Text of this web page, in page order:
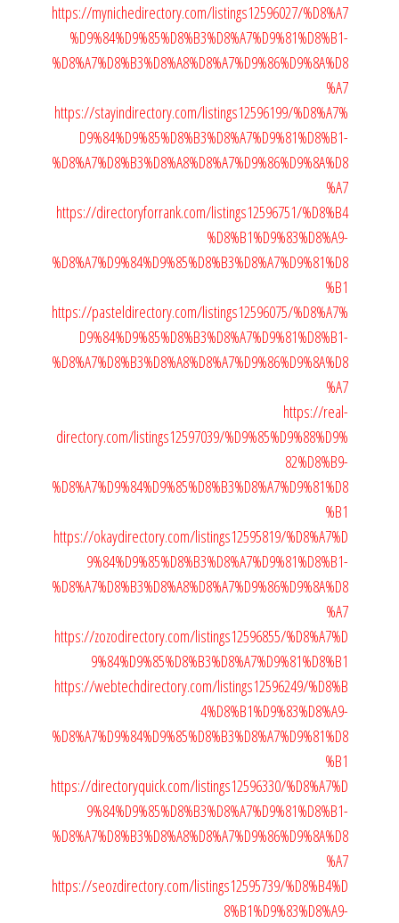
https://mynichedirectory.com/listings12596027/%D8%A7
%D9%84%D9%85%D8%B3%D8%A7%D9%81%D8%B1-
%D8%A7%D8%B3%D8%A8%D8%A7%D9%86%D9%8A%D8
%A7
https://stayindirectory.com/listings12596199/%D8%A7%
D9%84%D9%85%D8%B3%D8%A7%D9%81%D8%B1-
%D8%A7%D8%B3%D8%A8%D8%A7%D9%86%D9%8A%D8
%A7
https://directoryforrank.com/listings12596751/%D8%B4
%D8%B1%D9%83%D8%A9-
%D8%A7%D9%84%D9%85%D8%B3%D8%A7%D9%81%D8
%B1
https://pasteldirectory.com/listings12596075/%D8%A7%
D9%84%D9%85%D8%B3%D8%A7%D9%81%D8%B1-
%D8%A7%D8%B3%D8%A8%D8%A7%D9%86%D9%8A%D8
%A7
https://real-
directory.com/listings12597039/%D9%85%D9%88%D9%
82%D8%B9-
%D8%A7%D9%84%D9%85%D8%B3%D8%A7%D9%81%D8
%B1
https://okaydirectory.com/listings12595819/%D8%A7%D
9%84%D9%85%D8%B3%D8%A7%D9%81%D8%B1-
%D8%A7%D8%B3%D8%A8%D8%A7%D9%86%D9%8A%D8
%A7
https://zozodirectory.com/listings12596855/%D8%A7%D
9%84%D9%85%D8%B3%D8%A7%D9%81%D8%B1
https://webtechdirectory.com/listings12596249/%D8%B
4%D8%B1%D9%83%D8%A9-
%D8%A7%D9%84%D9%85%D8%B3%D8%A7%D9%81%D8
%B1
https://directoryquick.com/listings12596330/%D8%A7%D
9%84%D9%85%D8%B3%D8%A7%D9%81%D8%B1-
%D8%A7%D8%B3%D8%A8%D8%A7%D9%86%D9%8A%D8
%A7
https://seozdirectory.com/listings12595739/%D8%B4%D
8%B1%D9%83%D8%A9-